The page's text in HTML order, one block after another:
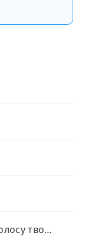
Ліна Костенко - Напитись голосу твого